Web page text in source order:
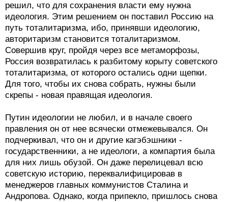
решил, что для сохранения власти ему нужна
идеология. Этим решением он поставил Россию на
путь тоталитаризма, ибо, принявши идеологию,
авторитаризм становится тоталитаризмом.
Совершив круг, пройдя через все метаморфозы,
Россия возвратилась к разбитому корыту советского
тоталитаризма, от которого остались одни щепки.
Для того, чтобы их снова собрать, нужны были
скрепы - новая правящая идеология.
Путин идеологии не любил, и в начале своего
правления он от нее всячески отмежевывался. Он
подчеркивал, что он и другие кагэбэшники -
государственники, а не идеологи, а компартия была
для них лишь обузой. Он даже перелицевал всю
советскую историю, переквалифицировав в
менеджеров главных коммунистов Сталина и
Андропова. Однако, когда припекло, пришлось снова